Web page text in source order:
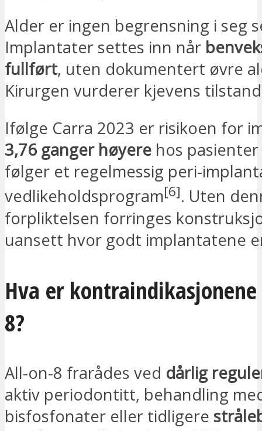
Alder er ingen begrensning i seg
Implantater settes inn når
fullført, uten dokumentert øvre
Kirurgen vurderer kjevens
Ifølge Carra 2023 er risikoen for
3,76 ganger høyere hos
følger et regelmessig peri-
vedlikeholdsprogram[6]. Uten
forpliktelsen forringes
uansett hvor godt implantatene
Hva er
8?
All-on-8 frarådes ved dårlig
aktiv periodontitt, behandling
bisfosfonater eller tidligere